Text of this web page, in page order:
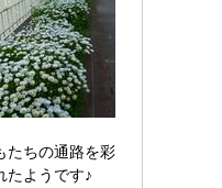
たちの通路を彩
たようです♪